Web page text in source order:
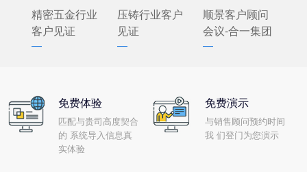
精密五金行业
客户见证
压铸行业客户
见证
顺景客户顾问
会议-合一集团
免费体验
匹配与贵司高度契合
的 系统导入信息真
实体验
免费演示
与销售顾问预约时间
我 们登门为您演示